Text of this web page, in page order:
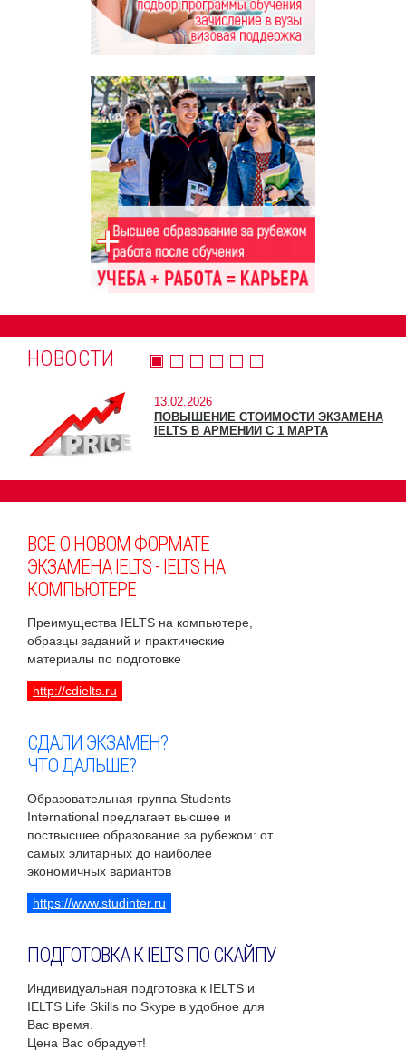
НОВОСТИ
13.02.2026
ПОВЫШЕНИЕ СТОИМОСТИ ЭКЗАМЕНА
IELTS В АРМЕНИИ С 1 МАРТА
ВСЕ О НОВОМ ФОРМАТЕ
ЭКЗАМЕНА IELTS - IELTS НА
КОМПЬЮТЕРЕ
Преимущества IELTS на компьютере,
образцы заданий и практические
материалы по подготовке
http://cdielts.ru
СДАЛИ ЭКЗАМЕН?
ЧТО ДАЛЬШЕ?
Образовательная группа Students
International предлагает высшее и
поствысшее образование за рубежом: от
самых элитарных до наиболее
экономичных вариантов
https://www.studinter.ru
ПОДГОТОВКА К IELTS ПО СКАЙПУ
Индивидуальная подготовка к IELTS и
IELTS Life Skills по Skype в удобное для
Вас время.
Цена Вас обрадует!